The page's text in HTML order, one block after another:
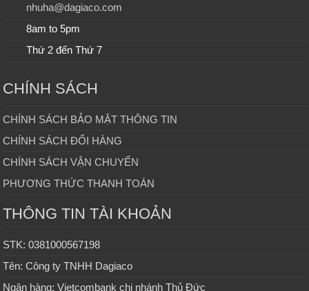
nhuha@dagiaco.com
8am to 5pm
Thứ 2 đến Thứ 7
CHÍNH SÁCH
CHÍNH SÁCH BẢO MẬT THÔNG TIN
CHÍNH SÁCH ĐỔI HÀNG
CHÍNH SÁCH VẬN CHUYỂN
PHƯƠNG THỨC THANH TOÁN
THÔNG TIN TÀI KHOẢN
STK: 0381000567198
Tên: Công ty TNHH Dagiaco
Ngân hàng: Vietcombank chi nhánh Thủ Đức